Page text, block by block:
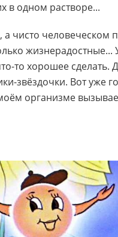
в одном растворе...
чисто человеческом
жизнерадостные...
то хорошее сделать.
звёздочки. Вот уже
организме